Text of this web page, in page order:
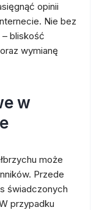
opinii
Nie bez
– bliskość
wymianę
w
może
Przede
świadczonych
przypadku